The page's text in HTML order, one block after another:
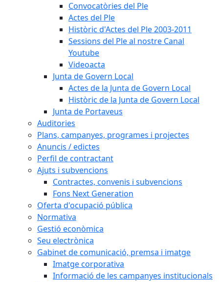
Convocatòries del Ple
Actes del Ple
Històric d'Actes del Ple 2003-2011
Sessions del Ple al nostre Canal
Youtube
Videoacta
Junta de Govern Local
Actes de la Junta de Govern Local
Històric de la Junta de Govern Local
Junta de Portaveus
Auditories
Plans, campanyes, programes i projectes
Anuncis / edictes
Perfil de contractant
Ajuts i subvencions
Contractes, convenis i subvencions
Fons Next Generation
Oferta d'ocupació pública
Normativa
Gestió econòmica
Seu electrònica
Gabinet de comunicació, premsa i imatge
Imatge corporativa
Informació de les campanyes institucionals